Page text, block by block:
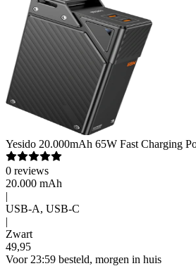
Yesido 20.000mAh 65W Fast Charging
0 reviews
20.000 mAh
|
USB-A, USB-C
|
Zwart
49,95
Voor 23:59 besteld, morgen in huis